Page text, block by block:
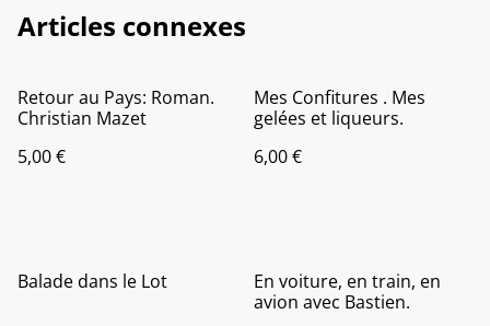
Articles connexes
Retour au Pays: Roman.
Christian Mazet
5,00 €
Mes Confitures . Mes
gelées et liqueurs.
6,00 €
Balade dans le Lot
En voiture, en train, en
avion avec Bastien.